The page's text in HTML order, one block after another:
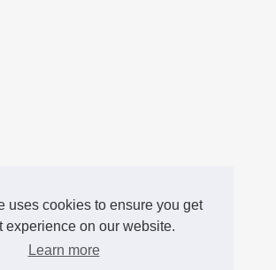
uses cookies to ensure you get
experience on our website.
Learn more